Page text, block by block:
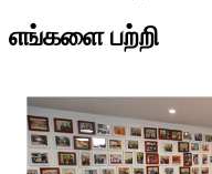
எங்களை பற்றி